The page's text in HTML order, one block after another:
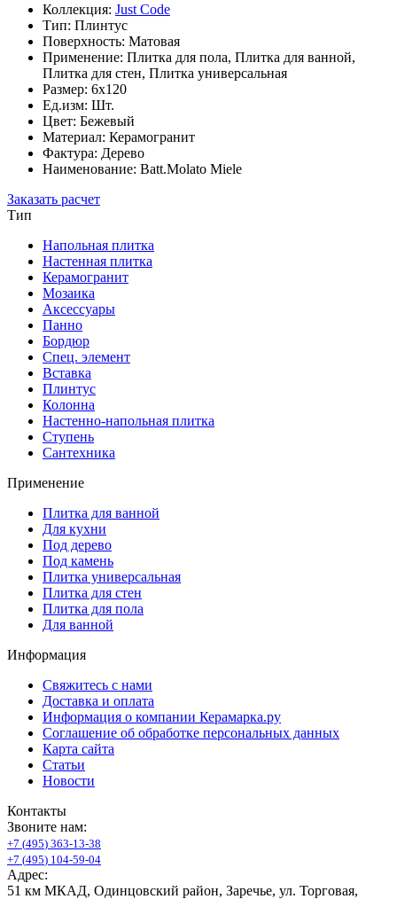
Коллекция: Just Code
Тип: Плинтус
Поверхность: Матовая
Применение: Плитка для пола, Плитка для ванной,
Плитка для стен, Плитка универсальная
Размер: 6x120
Ед.изм: Шт.
Цвет: Бежевый
Материал: Керамогранит
Фактура: Дерево
Наименование: Batt.Molato Miele
Заказать расчет
Тип
Напольная плитка
Настенная плитка
Керамогранит
Мозаика
Аксессуары
Панно
Бордюр
Спец. элемент
Вставка
Плинтус
Колонна
Настенно-напольная плитка
Ступень
Сантехника
Применение
Плитка для ванной
Для кухни
Под дерево
Под камень
Плитка универсальная
Плитка для стен
Плитка для пола
Для ванной
Информация
Свяжитесь с нами
Доставка и оплата
Информация о компании Керамарка.ру
Соглашение об обработке персональных данных
Карта сайта
Статьи
Новости
Контакты
Звоните нам:
+7 (495) 363-1 3-38
+7 (495) 1 04-59-04
Адрес:
51 км МКАД, Одинцовский район, Заречье, ул. Торговая,